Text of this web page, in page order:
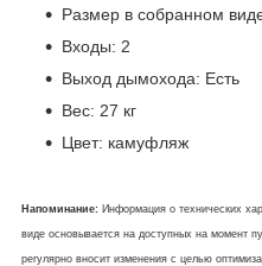
Размер в собранном
Входы: 2
Выход дымохода: Есть
Вес: 27 кг
Цвет: камуфляж
Напоминание: Информация о технических
виде основывается на доступных на момент
регулярно вносит изменения с целью